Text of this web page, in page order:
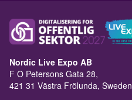
Nordic Live Expo AB
F O Petersons Gata 28,
421 31 Västra Frölunda, Sweden